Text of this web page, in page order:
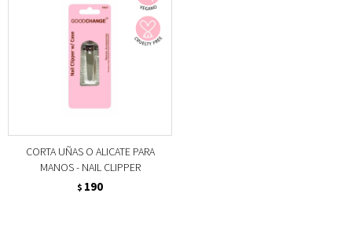
CORTA UÑAS O ALICATE PARA
MANOS - NAIL CLIPPER
$ 190